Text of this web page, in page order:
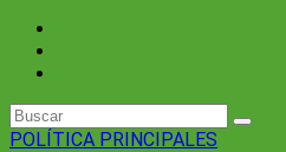
POLÍTICA PRINCIPALES